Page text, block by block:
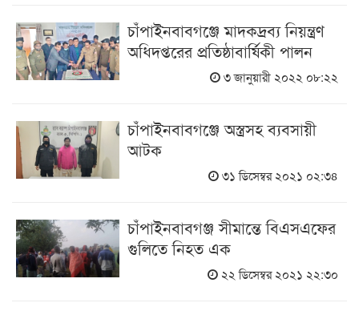
চাঁপাইনবাবগঞ্জে মাদকদ্রব্য নিয়ন্ত্রণ
অধিদপ্তরের প্রতিষ্ঠাবার্ষিকী পালন
৩ জানুয়ারী ২০২২ ০৮:২২
চাঁপাইনবাবগঞ্জে অস্ত্রসহ ব্যবসায়ী
আটক
৩১ ডিসেম্বর ২০২১ ০২:৩৪
চাঁপাইনবাবগঞ্জ সীমান্তে বিএসএফের
গুলিতে নিহত এক
২২ ডিসেম্বর ২০২১ ২২:৩০